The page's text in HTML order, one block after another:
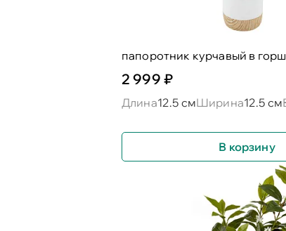
папоротник курчавый в
2 999 ₽
Длина12.5 смШирина12.5 см
В корзину